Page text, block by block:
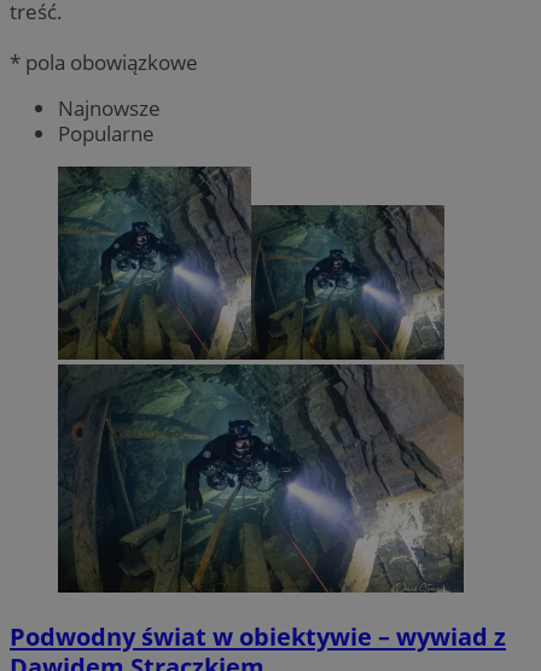
treść.
* pola obowiązkowe
Najnowsze
Popularne
Podwodny świat w obiektywie – wywiad z